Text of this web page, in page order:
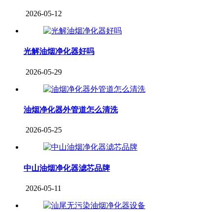
2026-05-12
光解油烟净化器好吗
2026-05-29
油烟净化器外管道怎么清洗
2026-05-25
中山油烟净化器滤芯品牌
2026-05-11